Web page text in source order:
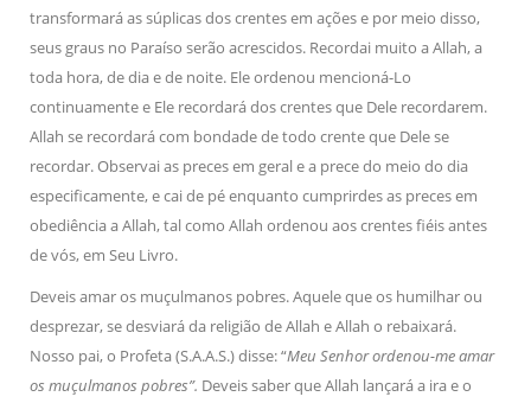
transformará as súplicas dos crentes em ações e por meio disso,
seus graus no Paraíso serão acrescidos. Recordai muito a Allah, a
toda hora, de dia e de noite. Ele ordenou mencioná-Lo
continuamente e Ele recordará dos crentes que Dele recordarem.
Allah se recordará com bondade de todo crente que Dele se
recordar. Observai as preces em geral e a prece do meio do dia
especificamente, e cai de pé enquanto cumprirdes as preces em
obediência a Allah, tal como Allah ordenou aos crentes fiéis antes
de vós, em Seu Livro.
Deveis amar os muçulmanos pobres. Aquele que os humilhar ou
desprezar, se desviará da religião de Allah e Allah o rebaixará.
Nosso pai, o Profeta (S.A.A.S.) disse: “Meu Senhor ordenou-me amar
os muçulmanos pobres”. Deveis saber que Allah lançará a ira e o